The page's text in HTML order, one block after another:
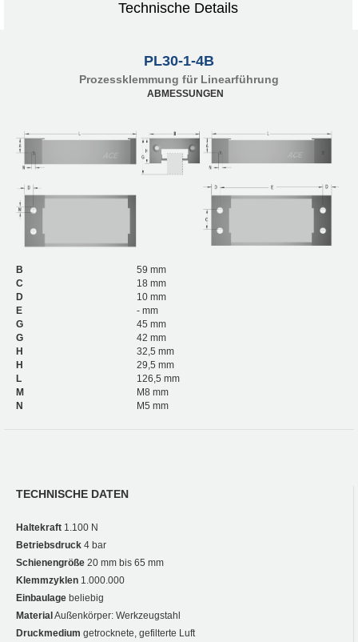
Technische Details
PL30-1-4B
Prozessklemmung für Linearführung
ABMESSUNGEN
B
59 mm
C
18 mm
D
10 mm
E
- mm
G
45 mm
G
42 mm
H
32,5 mm
H
29,5 mm
L
126,5 mm
M
M8 mm
N
M5 mm
TECHNISCHE DATEN
Haltekraft 1.100 N
Betriebsdruck 4 bar
Schienengröße 20 mm bis 65 mm
Klemmzyklen 1.000.000
Einbaulage beliebig
Material Außenkörper: Werkzeugstahl
Druckmedium getrocknete, gefilterte Luft